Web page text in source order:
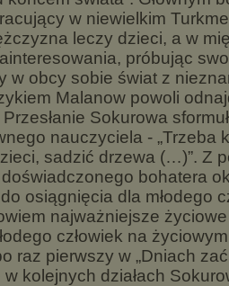
w niewielkim
leczy dzieci, a w
próbując
w obcy sobie świat z
Malanow powoli
Sokurowa
nauczyciela - „Trzeba
sadzić drzewa (…)”. Z
doświadczonego bohatera
osiągnięcia dla młodego
najważniejsze
człowiek na
raz pierwszy w „Dniach
kolejnych działach